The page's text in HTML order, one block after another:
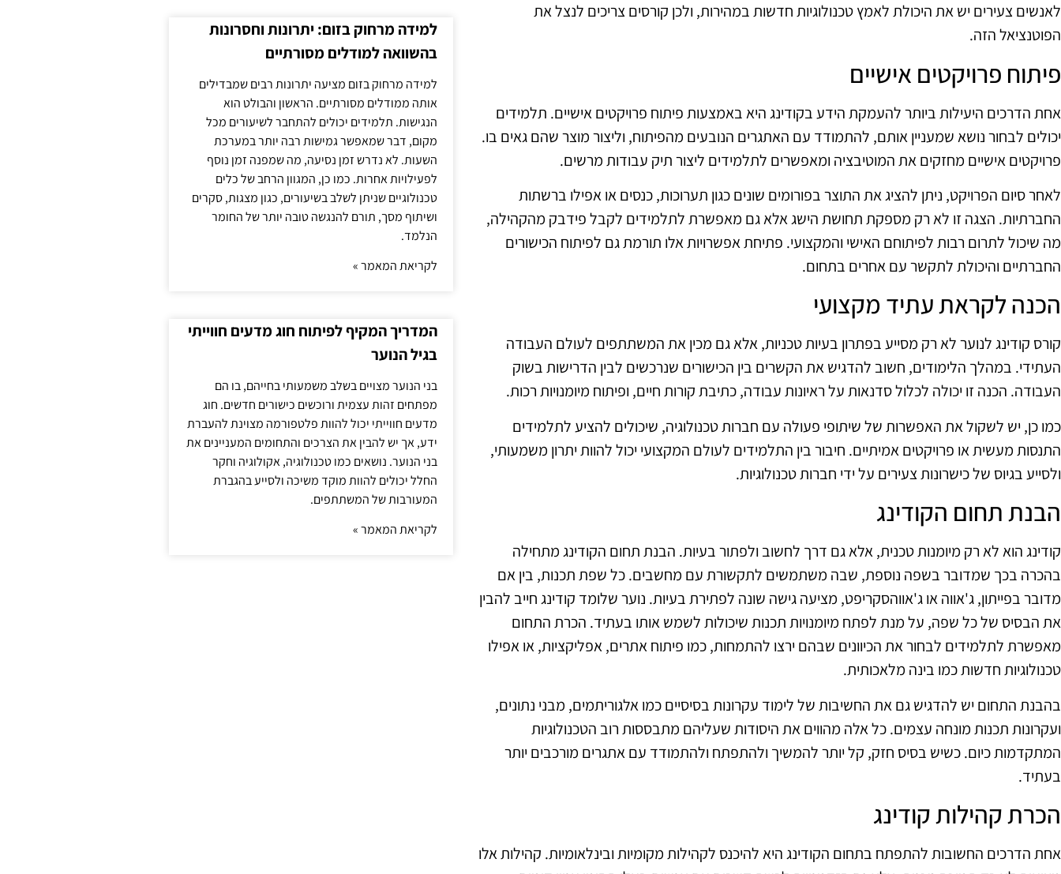
לאנשים צעירים יש את היכולת לאמץ טכנולוגיות חדשות במהירות, ולכן קורסים צריכים לנצל את
הפוטנציאל הזה.
פיתוח פרויקטים אישיים
אחת הדרכים היעילות ביותר להעמקת הידע בקודינג היא באמצעות פיתוח פרויקטים אישיים. תלמידים
יכולים לבחור נושא שמעניין אותם, להתמודד עם האתגרים הנובעים מהפיתוח, וליצור מוצר שהם גאים בו.
פרויקטים אישיים מחזקים את המוטיבציה ומאפשרים לתלמידים ליצור תיק עבודות מרשים.
לאחר סיום הפרויקט, ניתן להציג את התוצר בפורומים שונים כגון תערוכות, כנסים או אפילו ברשתות
החברתיות. הצגה זו לא רק מספקת תחושת הישג אלא גם מאפשרת לתלמידים לקבל פידבק מהקהילה,
מה שיכול לתרום רבות לפיתוחם האישי והמקצועי. פתיחת אפשרויות אלו תורמת גם לפיתוח הכישורים
החברתיים והיכולת לתקשר עם אחרים בתחום.
הכנה לקראת עתיד מקצועי
קורס קודינג לנוער לא רק מסייע בפתרון בעיות טכניות, אלא גם מכין את המשתתפים לעולם העבודה
העתידי. במהלך הלימודים, חשוב להדגיש את הקשרים בין הכישורים שנרכשים לבין הדרישות בשוק
העבודה. הכנה זו יכולה לכלול סדנאות על ראיונות עבודה, כתיבת קורות חיים, ופיתוח מיומנויות רכות.
כמו כן, יש לשקול את האפשרות של שיתופי פעולה עם חברות טכנולוגיה, שיכולים להציע לתלמידים
התנסות מעשית או פרויקטים אמיתיים. חיבור בין התלמידים לעולם המקצועי יכול להוות יתרון משמעותי,
ולסייע בגיוס של כישרונות צעירים על ידי חברות טכנולוגיות.
הבנת תחום הקודינג
קודינג הוא לא רק מיומנות טכנית, אלא גם דרך לחשוב ולפתור בעיות. הבנת תחום הקודינג מתחילה
בהכרה בכך שמדובר בשפה נוספת, שבה משתמשים לתקשורת עם מחשבים. כל שפת תכנות, בין אם
מדובר בפייתון, ג'אווה או ג'אווהסקריפט, מציעה גישה שונה לפתירת בעיות. נוער שלומד קודינג חייב להבין
את הבסיס של כל שפה, על מנת לפתח מיומנויות תכנות שיכולות לשמש אותו בעתיד. הכרת התחום
מאפשרת לתלמידים לבחור את הכיוונים שבהם ירצו להתמחות, כמו פיתוח אתרים, אפליקציות, או אפילו
טכנולוגיות חדשות כמו בינה מלאכותית.
בהבנת התחום יש להדגיש גם את החשיבות של לימוד עקרונות בסיסיים כמו אלגוריתמים, מבני נתונים,
ועקרונות תכנות מונחה עצמים. כל אלה מהווים את היסודות שעליהם מתבססות רוב הטכנולוגיות
המתקדמות כיום. כשיש בסיס חזק, קל יותר להמשיך ולהתפתח ולהתמודד עם אתגרים מורכבים יותר
בעתיד.
הכרת קהילות קודינג
אחת הדרכים החשובות להתפתח בתחום הקודינג היא להיכנס לקהילות מקומיות ובינלאומיות. קהילות אלו
למידה מרחוק בזום: יתרונות וחסרונות
בהשוואה למודלים מסורתיים
למידה מרחוק בזום מציעה יתרונות רבים שמבדילים
אותה ממודלים מסורתיים. הראשון והבולט הוא
הנגישות. תלמידים יכולים להתחבר לשיעורים מכל
מקום, דבר שמאפשר גמישות רבה יותר במערכת
השעות. לא נדרש זמן נסיעה, מה שמפנה זמן נוסף
לפעילויות אחרות. כמו כן, המגוון הרחב של כלים
טכנולוגיים שניתן לשלב בשיעורים, כגון מצגות, סקרים
ושיתוף מסך, תורם להנגשה טובה יותר של החומר
הנלמד.
לקריאת המאמר »
המדריך המקיף לפיתוח חוג מדעים חווייתי
בגיל הנוער
בני הנוער מצויים בשלב משמעותי בחייהם, בו הם
מפתחים זהות עצמית ורוכשים כישורים חדשים. חוג
מדעים חווייתי יכול להוות פלטפורמה מצוינת להעברת
ידע, אך יש להבין את הצרכים והתחומים המעניינים את
בני הנוער. נושאים כמו טכנולוגיה, אקולוגיה וחקר
החלל יכולים להוות מוקד משיכה ולסייע בהגברת
המעורבות של המשתתפים.
לקריאת המאמר »